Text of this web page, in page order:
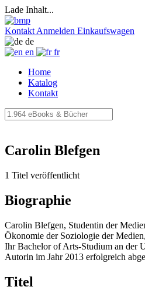
Lade Inhalt...
Kontakt Anmelden Einkaufswagen
de
en
fr
Home
Katalog
Kontakt
Carolin Blefgen
1 Titel veröffentlicht
Biographie
Carolin Blefgen, Studentin der
Ökonomie der Soziologie der
Ihr Bachelor of Arts-Studium an der
Autorin im Jahr 2013 erfolgreich
Titel